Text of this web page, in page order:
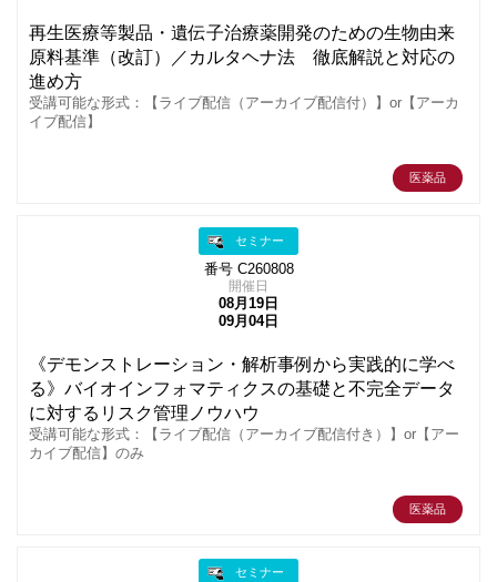
再生医療等製品・遺伝子治療薬開発のための生物由来
原料基準（改訂）／カルタヘナ法 徹底解説と対応の
進め方
受講可能な形式：【ライブ配信（アーカイブ配信付）】or【アーカ
イブ配信】
医薬品
セミナー
番号 C260808
開催日
08月19日
09月04日
《デモンストレーション・解析事例から実践的に学べ
る》バイオインフォマティクスの基礎と不完全データ
に対するリスク管理ノウハウ
受講可能な形式：【ライブ配信（アーカイブ配信付き）】or【アー
カイブ配信】のみ
医薬品
セミナー